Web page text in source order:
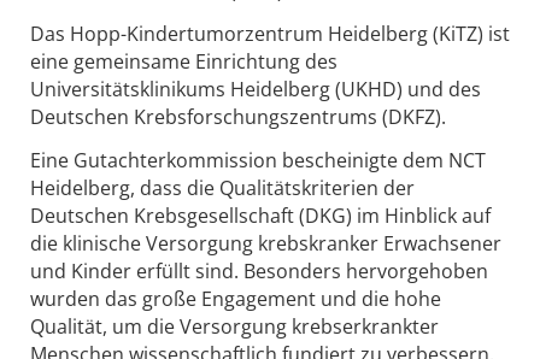
Das Hopp-Kindertumorzentrum Heidelberg (KiTZ) ist
eine gemeinsame Einrichtung des
Universitätsklinikums Heidelberg (UKHD) und des
Deutschen Krebsforschungszentrums (DKFZ).
Eine Gutachterkommission bescheinigte dem NCT
Heidelberg, dass die Qualitätskriterien der
Deutschen Krebsgesellschaft (DKG) im Hinblick auf
die klinische Versorgung krebskranker Erwachsener
und Kinder erfüllt sind. Besonders hervorgehoben
wurden das große Engagement und die hohe
Qualität, um die Versorgung krebserkrankter